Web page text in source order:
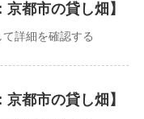
都市の貸し畑】
詳細を確認する
都市の貸し畑】